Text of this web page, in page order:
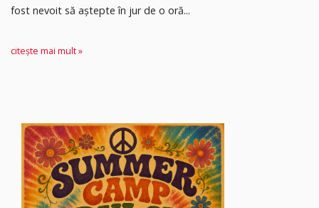
fost nevoit să aștepte în jur de o oră...
citește mai mult »